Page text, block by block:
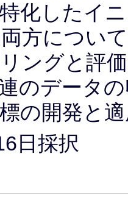
化したイ
方につい
ングと評
のデータ
の開発と
日採択